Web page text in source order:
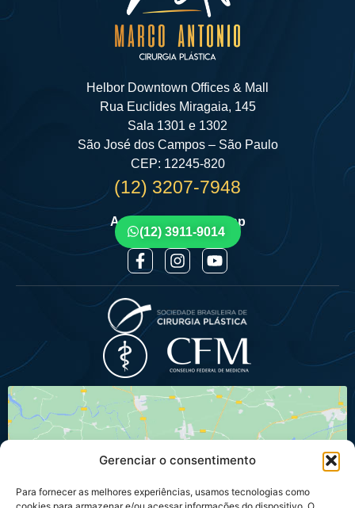
Gerenciar o consentimento
Para fornecer as melhores experiências, usamos tecnologias como
Helbor Downtown Offices & Mall
Rua Euclides Miragaia, 145
Sala 1301 e 1302
São José dos Campos – São Paulo
CEP: 12245-820
(12) 3207-7948
Agende por Whatsapp
(12) 3911-9014
Clique para aceitar os cookies marketing